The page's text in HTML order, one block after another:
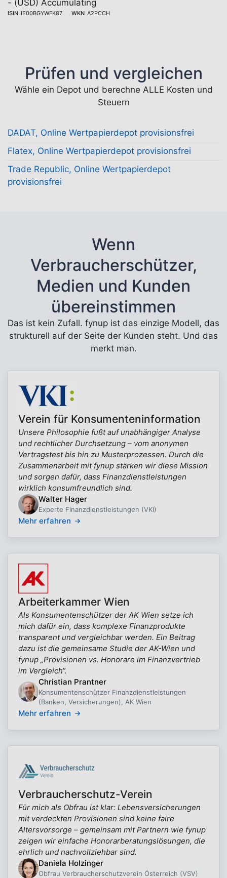
- (USD) Accumulating
ISIN IE00BGYWFK87 WKN A2PCCH
Prüfen und vergleichen
Wähle ein Depot und berechne ALLE Kosten und
Steuern
DADAT, Online Wertpapierdepot provisionsfrei
Flatex, Online Wertpapierdepot provisionsfrei
Trade Republic, Online Wertpapierdepot
provisionsfrei
Wenn
Verbraucherschützer,
Medien und Kunden
übereinstimmen
Das ist kein Zufall. fynup ist das einzige Modell, das
strukturell auf der Seite der Kunden steht. Und das
merkt man.
Verein für Konsumenteninformation
Unsere Philosophie fußt auf unabhängiger Analyse
und rechtlicher Durchsetzung – vom anonymen
Vertragstest bis hin zu Musterprozessen. Durch die
Zusammenarbeit mit fynup stärken wir diese Mission
und sorgen dafür, dass Finanzdienstleistungen
wirklich konsumfreundlich sind.
Walter Hager
Experte Finanzdienstleistungen (VKI)
Mehr erfahren
Arbeiterkammer Wien
Als Konsumentenschützer der AK Wien setze ich
mich dafür ein, dass komplexe Finanzprodukte
transparent und vergleichbar werden. Ein Beitrag
dazu ist die gemeinsame Studie der AK-Wien und
fynup „Provisionen vs. Honorare im Finanzvertrieb
im Vergleich“.
Christian Prantner
Konsumentenschützer Finanzdienstleistungen
(Banken, Versicherungen), AK Wien
Mehr erfahren
Verbraucherschutz-Verein
Für mich als Obfrau ist klar: Lebensversicherungen
mit verdeckten Provisionen sind keine faire
Altersvorsorge – gemeinsam mit Partnern wie fynup
zeigen wir einfache Honorarberatungslösungen, die
ehrlich und nachvollziehbar sind.
Daniela Holzinger
Obfrau Verbraucherschutzverein Österreich (VSV)